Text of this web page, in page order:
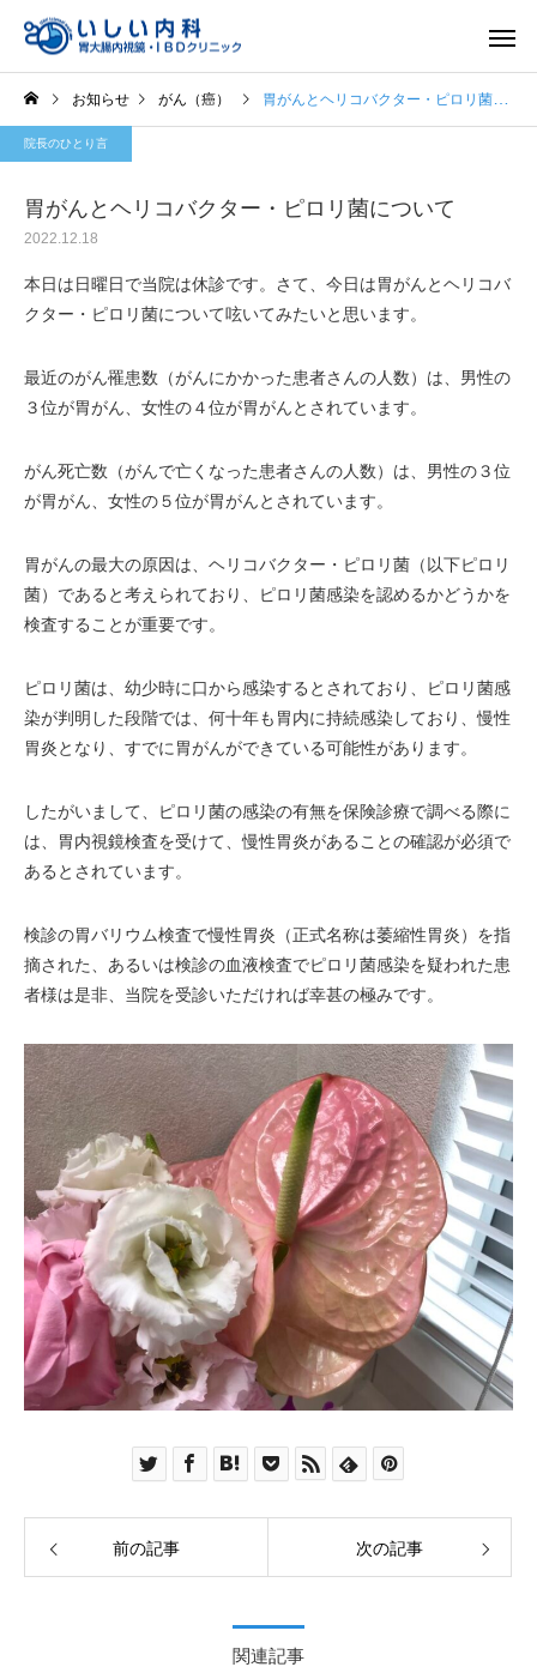
一般内科 胃内視
お知らせ がん（癌） 胃がんとヘリコバクター・ピロリ菌について
院長のひとり言
胃がんとヘリコバクター・ピロリ菌について
2022.12.18
本日は日曜日で当院は休診です。さて、今日は胃がんとヘリコバ
クター・ピロリ菌について呟いてみたいと思います。
最近のがん罹患数（がんにかかった患者さんの人数）は、男性の
３位が胃がん、女性の４位が胃がんとされています。
がん死亡数（がんで亡くなった患者さんの人数）は、男性の３位
が胃がん、女性の５位が胃がんとされています。
胃がんの最大の原因は、ヘリコバクター・ピロリ菌（以下ピロリ
菌）であると考えられており、ピロリ菌感染を認めるかどうかを
検査することが重要です。
ピロリ菌は、幼少時に口から感染するとされており、ピロリ菌感
染が判明した段階では、何十年も胃内に持続感染しており、慢性
胃炎となり、すでに胃がんができている可能性があります。
したがいまして、ピロリ菌の感染の有無を保険診療で調べる際に
は、胃内視鏡検査を受けて、慢性胃炎があることの確認が必須で
あるとされています。
検診の胃バリウム検査で慢性胃炎（正式名称は萎縮性胃炎）を指
摘された、あるいは検診の血液検査でピロリ菌感染を疑われた患
者様は是非、当院を受診いただければ幸甚の極みです。
前の記事 次の記事
関連記事